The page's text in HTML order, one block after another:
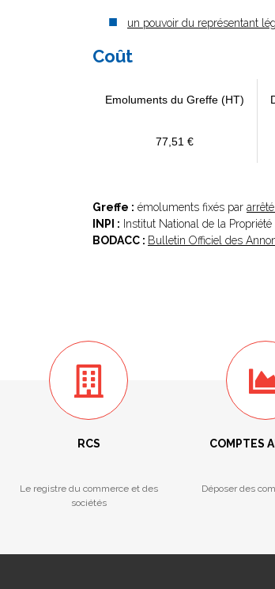
un pouvoir du représentant
Coût
Emoluments du Greffe (HT)
77,51 €
Greffe : émoluments fixés par
INPI : Institut National de la
BODACC : Bulletin Officiel des
RCS
Le registre du commerce et des
sociétés
COMPTES
Déposer des